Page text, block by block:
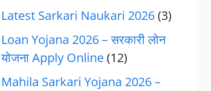
Latest Sarkari Naukari 2026(3)
Loan Yojana 2026 – सरकारी लोन
योजना Apply Online(12)
Mahila Sarkari Yojana 2026 –